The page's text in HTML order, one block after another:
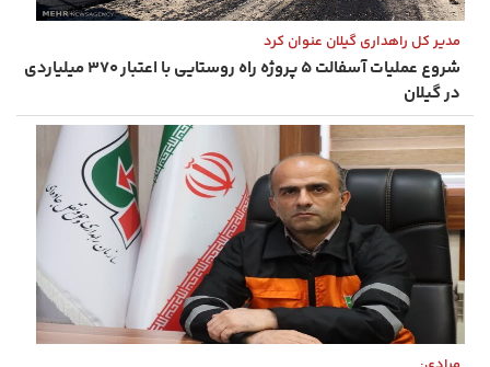
مدیر کل راهداری گیلان عنوان کرد
شروع عملیات آسفالت ۵ پروژه راه ‌روستایی با اعتبار ۳۷۰ میلیاردی
در گیلان